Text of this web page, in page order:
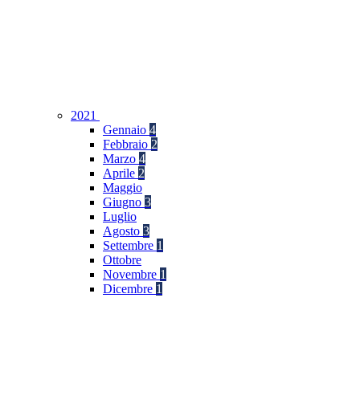
2021
Gennaio 4
Febbraio 2
Marzo 4
Aprile 2
Maggio
Giugno 3
Luglio
Agosto 3
Settembre 1
Ottobre
Novembre 1
Dicembre 1